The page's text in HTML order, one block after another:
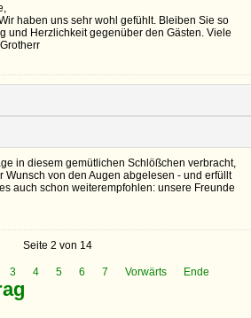
haben uns sehr wohl gefühlt. Bleiben Sie so
und Herzlichkeit gegenüber den Gästen. Viele
in diesem gemütlichen Schlößchen verbracht,
Wunsch von den Augen abgelesen - und erfüllt
auch schon weiterempfohlen: unsere Freunde
Seite 2 von 14
3 4 5 6 7 Vorwärts Ende